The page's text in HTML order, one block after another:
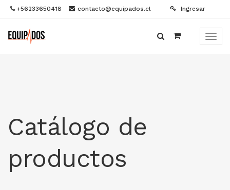
+56233650418 contacto@equipados.cl Ingresar
Menú
Catálogo de
productos